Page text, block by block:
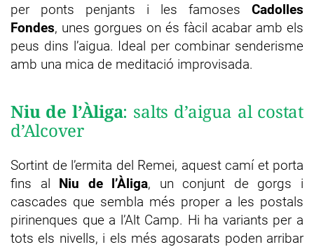
per ponts penjants i les famoses Cadolles
Fondes, unes gorgues on és fàcil acabar amb els
peus dins l’aigua. Ideal per combinar senderisme
amb una mica de meditació improvisada.
Niu de l’Àliga: salts d’aigua al costat
d’Alcover
Sortint de l’ermita del Remei, aquest camí et porta
fins al Niu de l’Àliga, un conjunt de gorgs i
cascades que sembla més proper a les postals
pirinenques que a l’Alt Camp. Hi ha variants per a
tots els nivells, i els més agosarats poden arribar